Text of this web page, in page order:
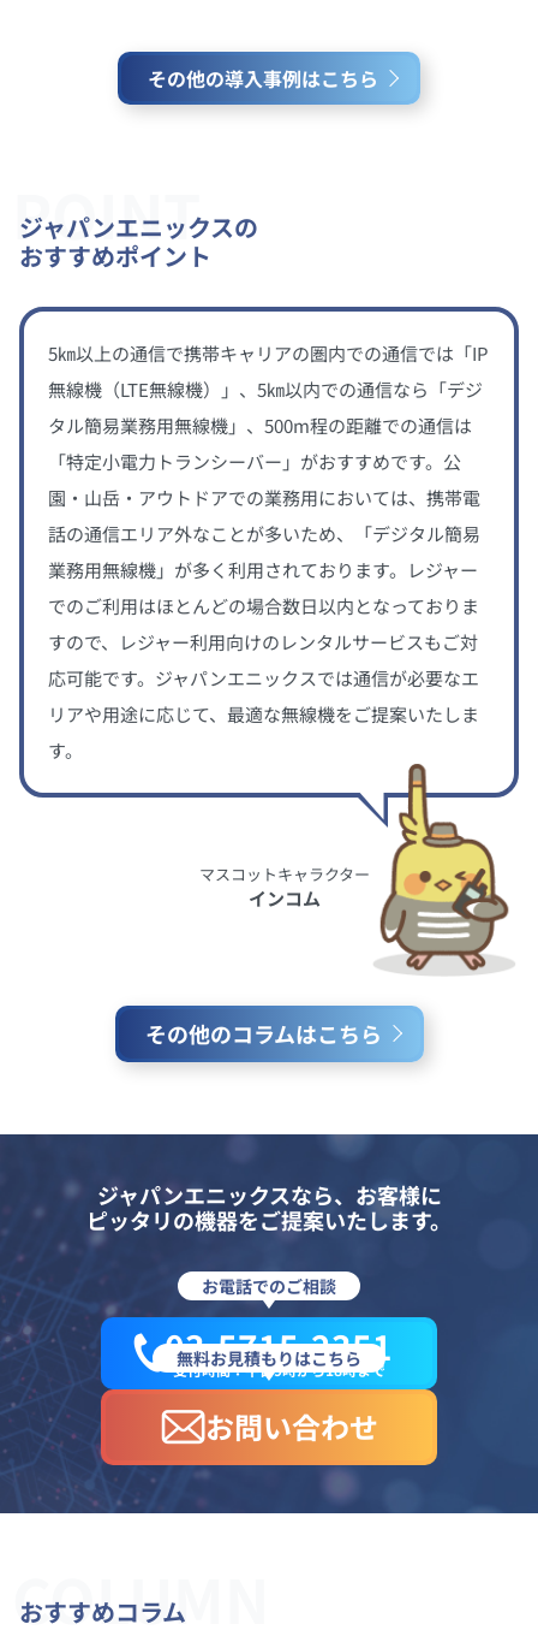
その他の導入事例はこちら
POINT
ジャパンエニックスの
おすすめポイント
マスコットキャラクター
インコム
5㎞以上の通信で携帯キャリアの圏内での通信では「IP
無線機（LTE無線機）」、5㎞以内での通信なら「デジ
タル簡易業務用無線機」、500m程の距離での通信は
「特定小電力トランシーバー」がおすすめです。公
園・山岳・アウトドアでの業務用においては、携帯電
話の通信エリア外なことが多いため、「デジタル簡易
業務用無線機」が多く利用されております。レジャー
でのご利用はほとんどの場合数日以内となっておりま
すので、レジャー利用向けのレンタルサービスもご対
応可能です。ジャパンエニックスでは通信が必要なエ
リアや用途に応じて、最適な無線機をご提案いたしま
す。
その他のコラムはこちら
ジャパンエニックスなら、お客様に
ピッタリの機器をご提案いたします。
お電話でのご相談
03-5715-2351
受付時間：平日9時から18時まで
無料お見積もりはこちら
お問い合わせ
COLUMN
おすすめコラム